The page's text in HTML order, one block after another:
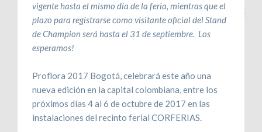
vigente hasta el mismo día de la feria, mientras que el
plazo para registrarse como visitante oficial del Stand
de Champion será hasta el 31 de septiembre. Los
esperamos!
Proflora 2017 Bogotá, celebrará este año una
nueva edición en la capital colombiana, entre los
próximos días 4 al 6 de octubre de 2017 en las
instalaciones del recinto ferial CORFERIAS.